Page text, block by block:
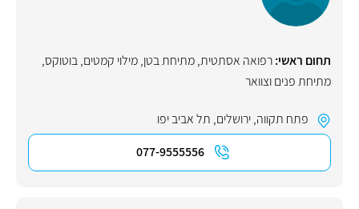
תחום ראשי:רפואה אסתטית,מתיחת בטן,מילוי קמטים,בוטוקס,
מתיחת פנים וצוואר
פתח תקווה,ירושלים, תל אביב יפו
077-9555556